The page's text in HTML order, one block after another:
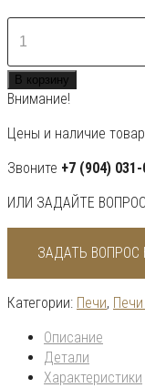
Количество
товара
Печь
банная
«Эйфория
45»
сетка
В корзину
Внимание!
Цены и наличие
Звоните +7 (904)
ИЛИ ЗАДАЙТЕ
ЗАДАТЬ ВОПРОС
Категории: Печи,
Описание
Детали
Характеристики